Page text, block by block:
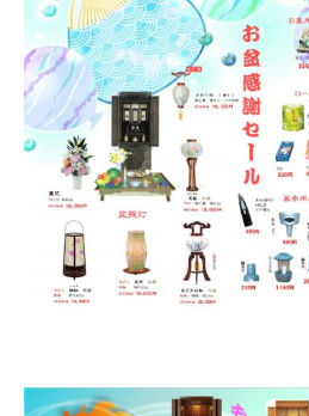
台付仏壇
お位牌
タカラオリジナル位牌
数珠
男性用
女性用